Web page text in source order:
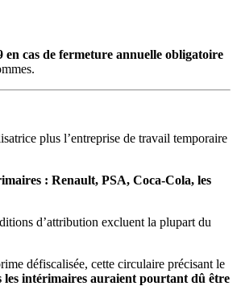
cas de fermeture annuelle obligatoire
plus l’entreprise de travail temporaire
: Renault, PSA, Coca-Cola, les
d’attribution excluent la plupart du
défiscalisée, cette circulaire précisant le
les intérimaires auraient pourtant dû être